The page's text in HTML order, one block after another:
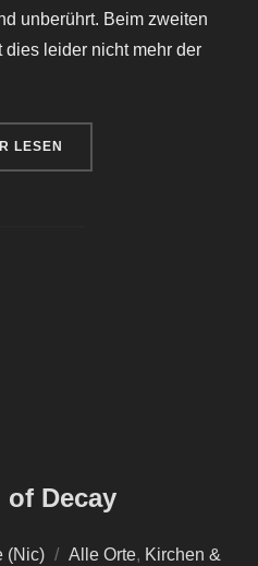
unberührt. Beim zweiten
dies leider nicht mehr der
ÜBER „KIRCHE AN DER
LESEN
of Decay
(Nic) Alle Orte, Kirchen &